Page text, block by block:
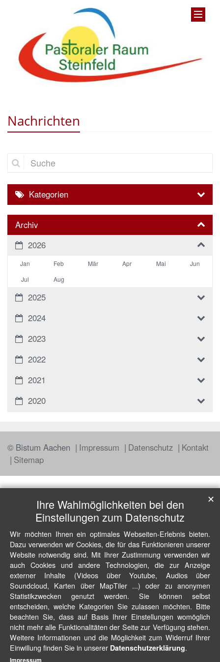
Nachrichten
Suche
Kategorien
Archiv
2026
Jan Feb Mär Apr Mai
Jun
Jul
Aug
2025
2024
2023
2022
2021
2020
© Bistum Aachen Impressum Datenschutz
Kontakt
Sitemap
Ihre Wahlmöglichkeiten bei den
Einstellungen zum Datenschutz
Wir möchten Ihnen ein optimales Webseiten-Erlebnis bieten.
Dazu verwenden wir Cookies, die für das Funktionieren unserer
Website notwendig sind. Mit Ihrer Zustimmung verwenden wir
auch Cookies und andere Technologien, die zur Anzeige
externer Inhalte (Videos über Youtube, Audios über
Soundcloud, Karten über MapTiler ...) oder zu anonymen
Statistikzwecken genutzt werden. Sie können selbst
entscheiden, welche Kategorien Sie zulassen möchten. Bitte
beachten Sie, dass auf Basis Ihrer Einstellungen womöglich
nicht mehr alle Funktionalitäten der Seite zur Verfügung stehen.
Weitere Informationen und die Möglichkeit zum Widerruf Ihrer
Einwillung finden Sie in unserer Datenschutzerklärung.
✕
Impressum